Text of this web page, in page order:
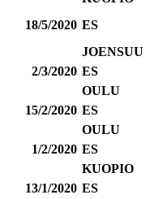
18/5/2020 ES
JOENSUU
2/3/2020 ES
OULU
15/2/2020 ES
OULU
1/2/2020 ES
KUOPIO
13/1/2020 ES